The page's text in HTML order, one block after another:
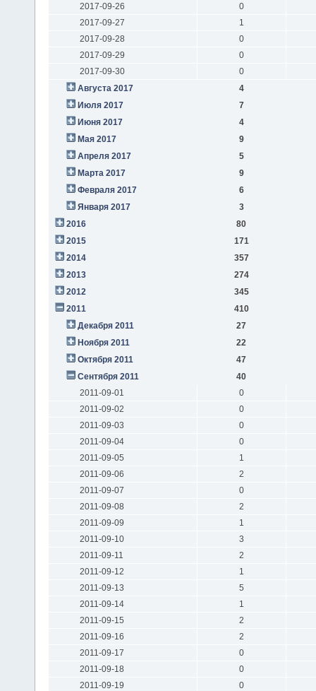
2017-09-26
0
2017-09-27
1
2017-09-28
0
2017-09-29
0
2017-09-30
0
Августа 2017
4
Июля 2017
7
Июня 2017
4
Мая 2017
9
Апреля 2017
5
Марта 2017
9
Февраля 2017
6
Января 2017
3
2016
80
2015
171
2014
357
2013
274
2012
345
2011
410
Декабря 2011
27
Ноября 2011
22
Октября 2011
47
Сентября 2011
40
2011-09-01
0
2011-09-02
0
2011-09-03
0
2011-09-04
0
2011-09-05
1
2011-09-06
2
2011-09-07
0
2011-09-08
2
2011-09-09
1
2011-09-10
3
2011-09-11
2
2011-09-12
1
2011-09-13
5
2011-09-14
1
2011-09-15
2
2011-09-16
2
2011-09-17
0
2011-09-18
0
2011-09-19
0